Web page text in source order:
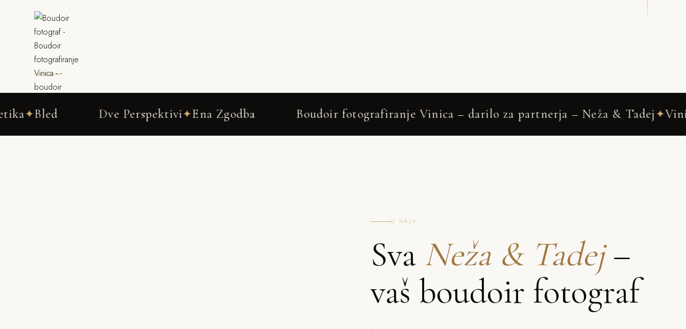
Dve Perspektivi✦Ena Zgodba Boudoir fotografiranje Vinica – darilo za partnerja – Neža & Tadej✦ Vinica
O NAJU
Sva Neža & Tadej–
vaš boudoir fotograf